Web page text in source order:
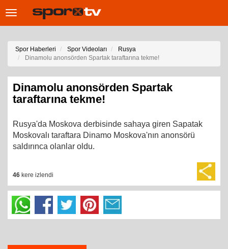
Toggle
Spor Haberleri Spor Videoları
Rusya
Dinamolu anonsörden Spartak taraftarına tekme!
Dinamolu anonsörden Spartak
taraftarına tekme!
Rusya'da Moskova derbisinde sahaya giren Sapatak
Moskovalı taraftara Dinamo Moskova'nın anonsörü
saldırınca olanlar oldu.
46 kere izlendi